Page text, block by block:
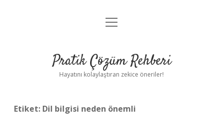
Anasayfa
Yasal Uyarı
menüyü
Pratik Çözüm Rehberi
Hayatını kolaylaştıran zekice öneriler!
Etiket: Dil bilgisi neden önemli